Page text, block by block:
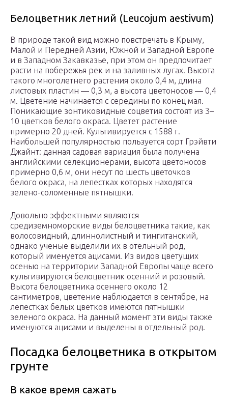
Белоцветник летний (Leucojum aestivum)
В природе такой вид можно повстречать в Крыму,
Малой и Передней Азии, Южной и Западной Европе
и в Западном Закавказье, при этом он предпочитает
расти на побережья рек и на заливных лугах. Высота
такого многолетнего растения около 0,4 м, длина
листовых пластин ― 0,3 м, а высота цветоносов ― 0,4
м. Цветение начинается с середины по конец мая.
Поникающие зонтиковидные соцветия состоят из 3–
10 цветков белого окраса. Цветет растение
примерно 20 дней. Культивируется с 1588 г.
Наибольшей популярностью пользуется сорт Грэйвти
Джайнт: данная садовая вариация была получена
английскими селекционерами, высота цветоносов
примерно 0,6 м, они несут по шесть цветочков
белого окраса, на лепестках которых находятся
зелено-соломенные пятнышки.
Довольно эффектными являются
средиземноморские виды белоцветника такие, как
волосовидный, длиннолистный и тингитанский,
однако ученые выделили их в отельный род,
который именуется ацисами. Из видов цветущих
осенью на территории Западной Европы чаще всего
культивируются белоцветник осенний и розовый.
Высота белоцветника осеннего около 12
сантиметров, цветение наблюдается в сентябре, на
лепестках белых цветков имеются пятнышки
зеленого окраса. На данный момент эти виды также
именуются ацисами и выделены в отдельный род.
Посадка белоцветника в открытом
грунте
В какое время сажать